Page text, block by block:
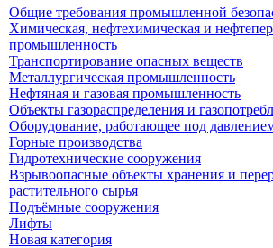
Общие требования промышленной
Химическая, нефтехимическая и
промышленность
Транспортирование опасных веществ
Металлургическая промышленность
Нефтяная и газовая промышленность
Объекты газораспределения и
Оборудование, работающее под
Горные производства
Гидротехнические сооружения
Взрывоопасные объекты хранения и
растительного сырья
Подъёмные сооружения
Лифты
Новая категория